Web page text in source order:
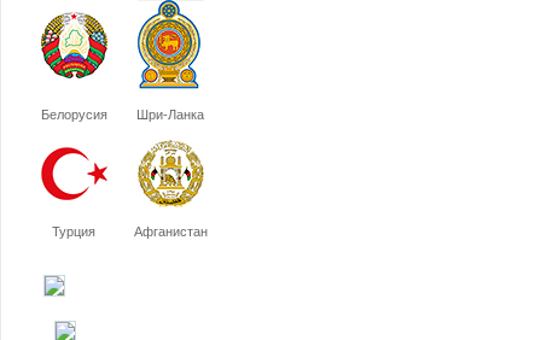
Белорусия Шри-Ланка
Турция Афганистан